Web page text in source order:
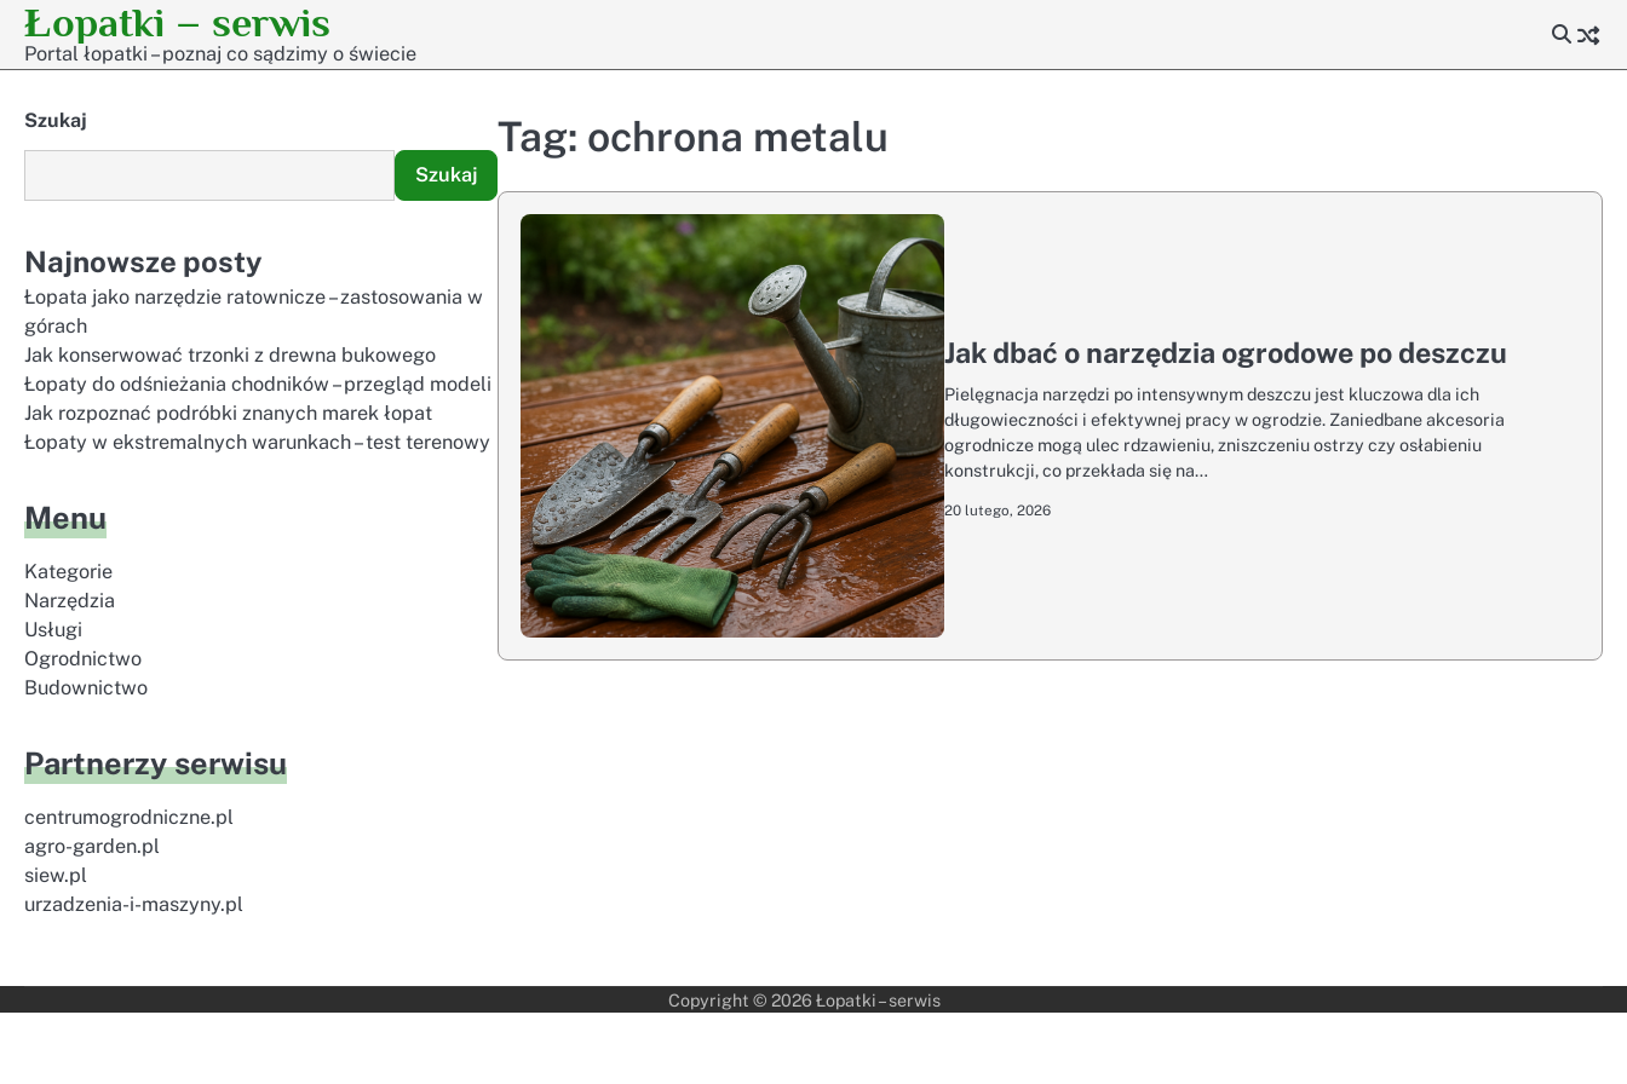
Skip
content
Łopatki – serwis
Portal łopatki – poznaj co sądzimy o świecie
Tag: ochrona metalu
Jak dbać o narzędzia ogrodowe po deszczu
Pielęgnacja narzędzi po intensywnym deszczu jest kluczowa dla ich
długowieczności i efektywnej pracy w ogrodzie. Zaniedbane akcesoria
ogrodnicze mogą ulec rdzawieniu, zniszczeniu ostrzy czy osłabieniu
konstrukcji, co przekłada się na…
20 lutego, 2026
Szukaj
Szukaj
Najnowsze posty
Łopata jako narzędzie ratownicze – zastosowania w
górach
Jak konserwować trzonki z drewna bukowego
Łopaty do odśnieżania chodników – przegląd modeli
Jak rozpoznać podróbki znanych marek łopat
Łopaty w ekstremalnych warunkach – test terenowy
Menu
Kategorie
Narzędzia
Usługi
Ogrodnictwo
Budownictwo
Partnerzy serwisu
centrumogrodniczne.pl
agro-garden.pl
siew.pl
urzadzenia-i-maszyny.pl
Copyright © 2026 Łopatki – serwis